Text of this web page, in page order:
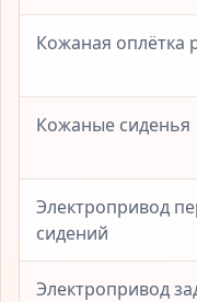
Кожаная оплётка
Кожаные сиденья
Электропривод
сидений
Электропривод